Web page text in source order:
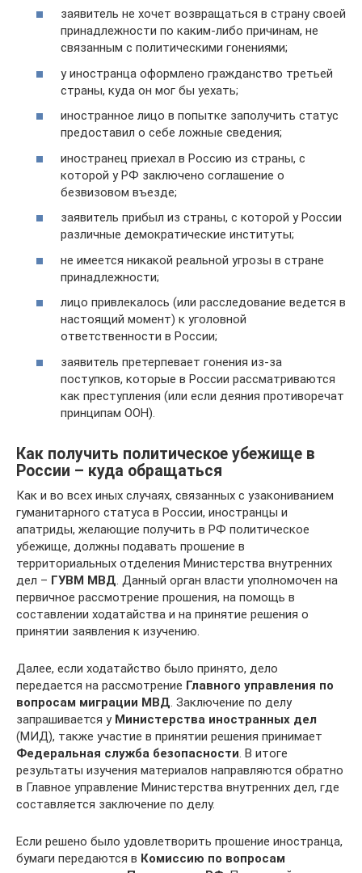
заявитель не хочет возвращаться в страну своей
принадлежности по каким-либо причинам, не
связанным с политическими гонениями;
у иностранца оформлено гражданство третьей
страны, куда он мог бы уехать;
иностранное лицо в попытке заполучить статус
предоставил о себе ложные сведения;
иностранец приехал в Россию из страны, с
которой у РФ заключено соглашение о
безвизовом въезде;
заявитель прибыл из страны, с которой у России
различные демократические институты;
не имеется никакой реальной угрозы в стране
принадлежности;
лицо привлекалось (или расследование ведется в
настоящий момент) к уголовной
ответственности в России;
заявитель претерпевает гонения из-за
поступков, которые в России рассматриваются
как преступления (или если деяния противоречат
принципам ООН).
Как получить политическое убежище в
России – куда обращаться
Как и во всех иных случаях, связанных с узакониванием
гуманитарного статуса в России, иностранцы и
апатриды, желающие получить в РФ политическое
убежище, должны подавать прошение в
территориальных отделения Министерства внутренних
дел – ГУВМ МВД . Данный орган власти уполномочен на
первичное рассмотрение прошения, на помощь в
составлении ходатайства и на принятие решения о
принятии заявления к изучению.
Далее, если ходатайство было принято, дело
передается на рассмотрение Главного управления по
вопросам миграции МВД . Заключение по делу
запрашивается у Министерства иностранных дел
(МИД), также участие в принятии решения принимает
Федеральная служба безопасности . В итоге
результаты изучения материалов направляются обратно
в Главное управление Министерства внутренних дел, где
составляется заключение по делу.
Если решено было удовлетворить прошение иностранца,
бумаги передаются в Комиссию по вопросам